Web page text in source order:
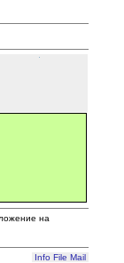
на
Info File Mail